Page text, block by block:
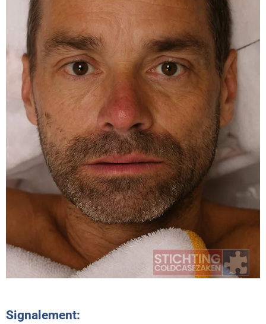
Signalement: